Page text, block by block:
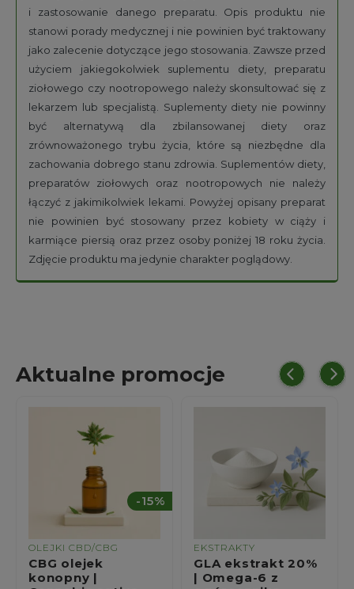
i zastosowanie danego preparatu. Opis produktu nie
stanowi porady medycznej i nie powinien być traktowany
jako zalecenie dotyczące jego stosowania. Zawsze przed
użyciem jakiegokolwiek suplementu diety, preparatu
ziołowego czy nootropowego należy skonsultować się z
lekarzem lub specjalistą. Suplementy diety nie powinny
być alternatywą dla zbilansowanej diety oraz
zrównoważonego trybu życia, które są niezbędne dla
zachowania dobrego stanu zdrowia. Suplementów diety,
preparatów ziołowych oraz nootropowych nie należy
łączyć z jakimikolwiek lekami. Powyżej opisany preparat
nie powinien być stosowany przez kobiety w ciąży i
karmiące piersią oraz przez osoby poniżej 18 roku życia.
Zdjęcie produktu ma jedynie charakter poglądowy.
Aktualne promocje
EKSTRAKTY
GLA ekstrakt 20%
| Omega-6 z
EKSTRAKTY
Szarłat ekstrakt
20% | Amaranthus